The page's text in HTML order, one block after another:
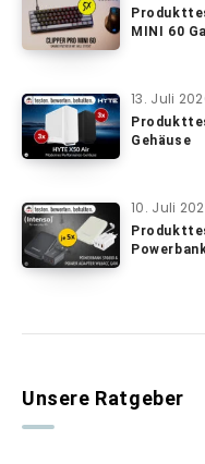
MINI 60
13. Juli
Gehäuse
10. Juli
Unsere Ratgeber